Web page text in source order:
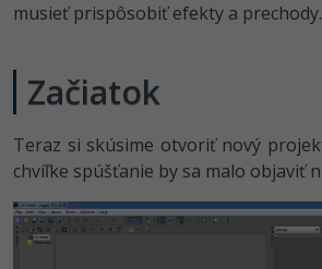
musieť prispôsobiť efekty a prechody.
Začiatok
Teraz si skúsime otvoriť nový
chvíľke spúšťanie by sa malo objaviť